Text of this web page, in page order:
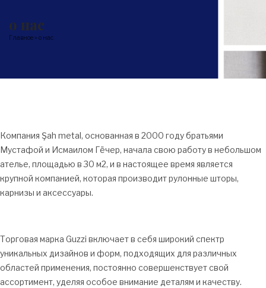
о нас
Главное > о нас
Компания Şah metal, основанная в 2000 году братьями
Мустафой и Исмаилом Гёчер, начала свою работу в небольшом
ателье, площадью в 30 м2, и в настоящее время является
крупной компанией, которая производит рулонные шторы,
карнизы и аксессуары.
Торговая марка Guzzi включает в себя широкий спектр
уникальных дизайнов и форм, подходящих для различных
областей применения, постоянно совершенствует свой
ассортимент, уделяя особое внимание деталям и качеству.